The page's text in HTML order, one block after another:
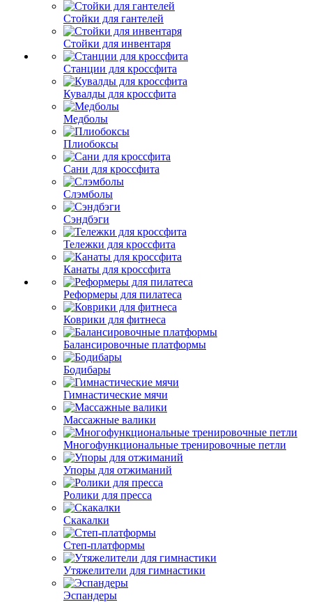
Стойки для гантелей
Стойки для инвентаря
Станции для кроссфита
Кувалды для кроссфита
Медболы
Плиобоксы
Сани для кроссфита
Слэмболы
Сэндбэги
Тележки для кроссфита
Канаты для кроссфита
Реформеры для пилатеса
Коврики для фитнеса
Балансировочные платформы
Бодибары
Гимнастические мячи
Массажные валики
Многофункциональные тренировочные петли
Упоры для отжиманий
Ролики для пресса
Скакалки
Степ-платформы
Утяжелители для гимнастики
Эспандеры